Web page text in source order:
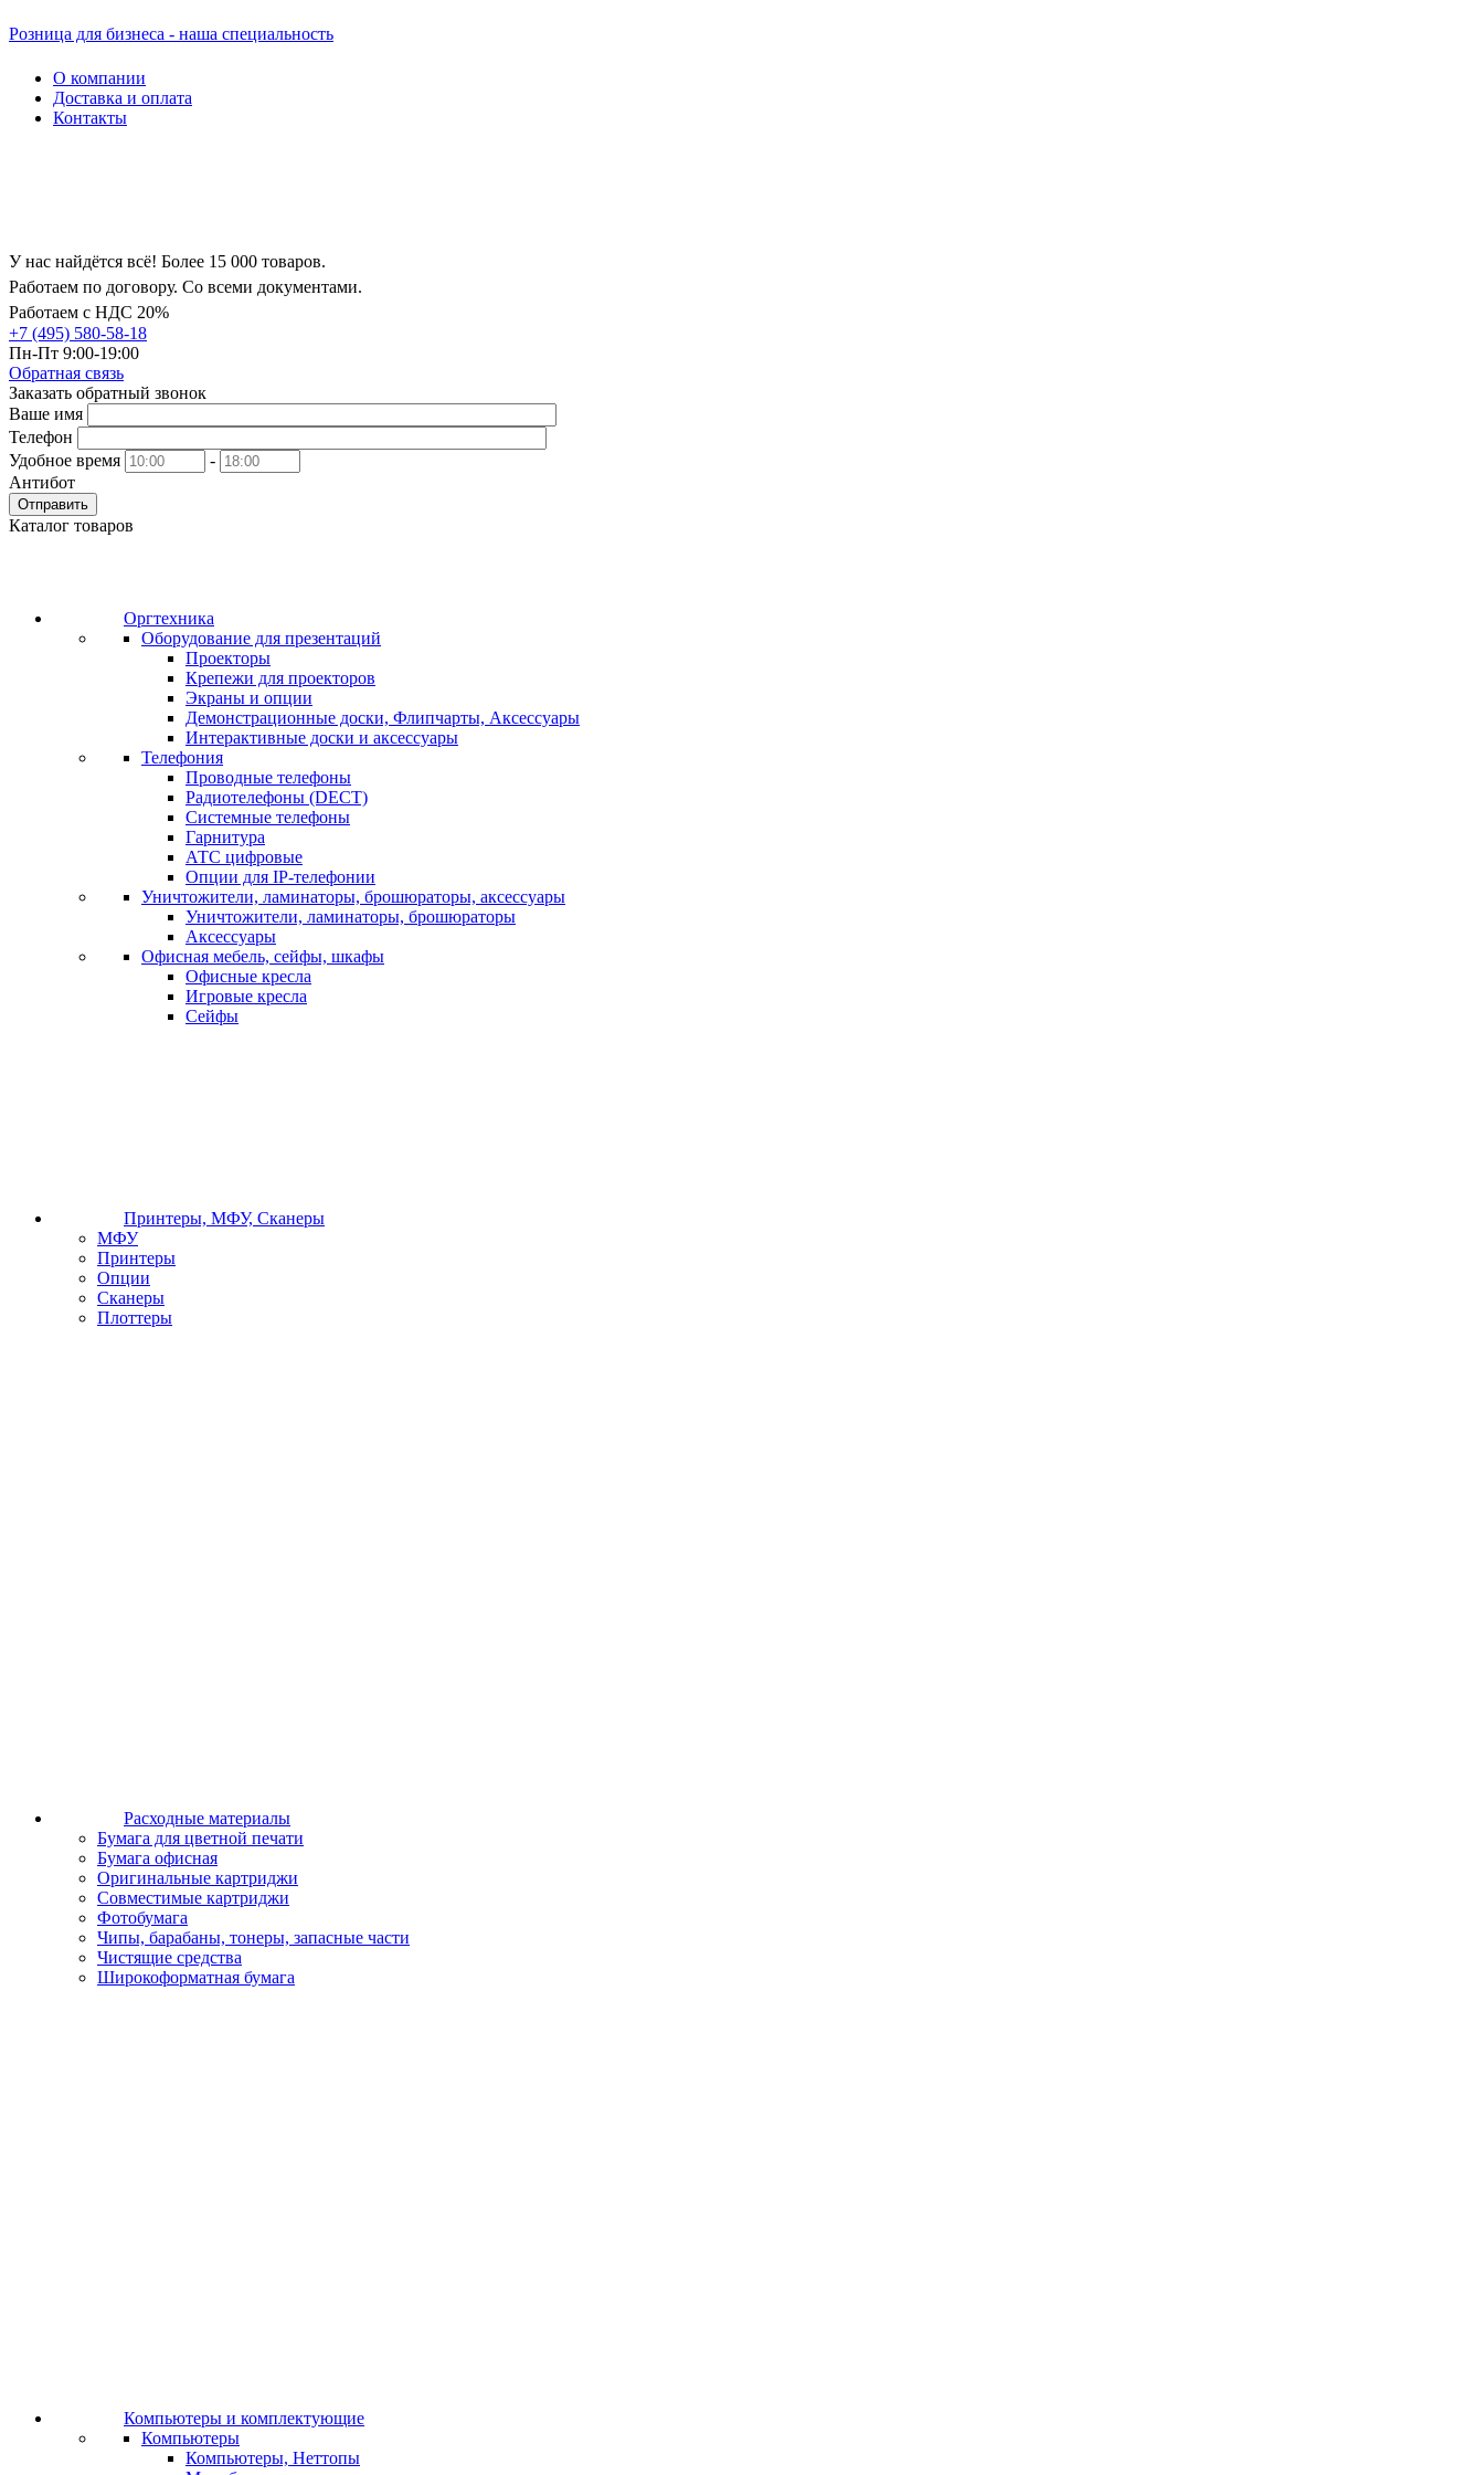
Розница для бизнеса - наша специальность
О компании
Доставка и оплата
Контакты
У нас найдётся всё! Более 15 000 товаров.
Работаем по договору. Со всеми документами.
Работаем с НДС 20%
+7 (495) 580-58-18
Пн-Пт 9:00-19:00
Обратная связь
Заказать обратный звонок
Ваше имя
Телефон
Удобное время
-
Антибот
Отправить
Каталог товаров
Оргтехника
Оборудование для презентаций
Проекторы
Крепежи для проекторов
Экраны и опции
Демонстрационные доски, Флипчарты, Аксессуары
Интерактивные доски и аксессуары
Телефония
Проводные телефоны
Радиотелефоны (DECT)
Системные телефоны
Гарнитура
АТС цифровые
Опции для IP-телефонии
Уничтожители, ламинаторы, брошюраторы, аксессуары
Уничтожители, ламинаторы, брошюраторы
Аксессуары
Офисная мебель, сейфы, шкафы
Офисные кресла
Игровые кресла
Сейфы
Принтеры, МФУ, Сканеры
МФУ
Принтеры
Опции
Сканеры
Плоттеры
Расходные материалы
Бумага для цветной печати
Бумага офисная
Оригинальные картриджи
Совместимые картриджи
Фотобумага
Чипы, барабаны, тонеры, запасные части
Чистящие средства
Широкоформатная бумага
Компьютеры и комплектующие
Компьютеры
Компьютеры, Неттопы